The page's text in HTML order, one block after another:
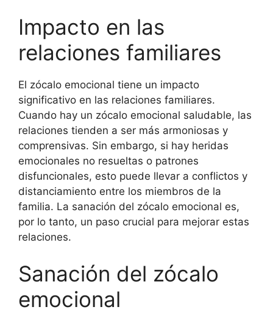
Impacto en las
relaciones familiares
El zócalo emocional tiene un impacto
significativo en las relaciones familiares.
Cuando hay un zócalo emocional saludable, las
relaciones tienden a ser más armoniosas y
comprensivas. Sin embargo, si hay heridas
emocionales no resueltas o patrones
disfuncionales, esto puede llevar a conflictos y
distanciamiento entre los miembros de la
familia. La sanación del zócalo emocional es,
por lo tanto, un paso crucial para mejorar estas
relaciones.
Sanación del zócalo
emocional